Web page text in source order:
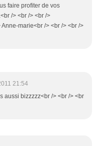
faire profiter de vos
/> <br /> <br />
marie<br /> <br /> <br />
21:54
aussi bizzzzz<br /> <br /> <br